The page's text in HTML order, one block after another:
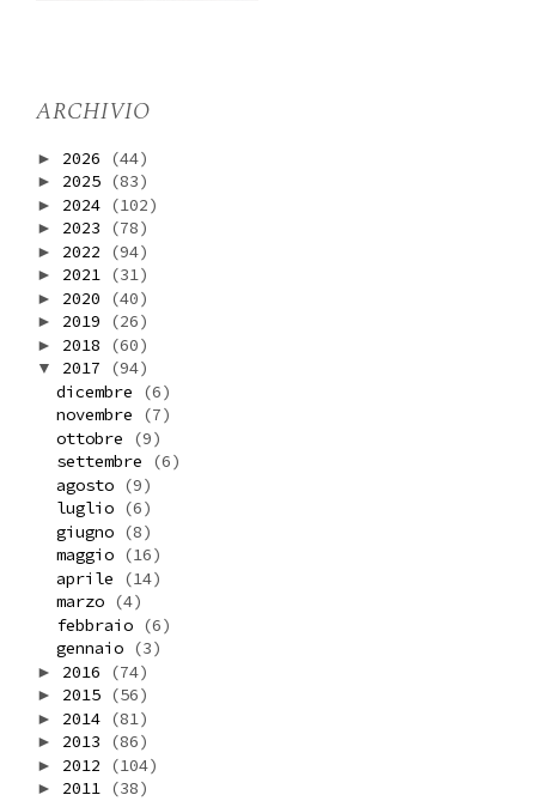
ARCHIVIO
► 2026 (44)
► 2025 (83)
► 2024 (102)
► 2023 (78)
► 2022 (94)
► 2021 (31)
► 2020 (40)
► 2019 (26)
► 2018 (60)
▼ 2017
(94)
dicembre
(6)
novembre
(7)
ottobre
(9)
settembre
(6)
agosto (9)
luglio (6)
giugno (8)
maggio (16)
aprile
(14)
marzo (4)
febbraio (6)
gennaio (3)
► 2016 (74)
► 2015 (56)
► 2014 (81)
► 2013 (86)
► 2012 (104)
► 2011 (38)